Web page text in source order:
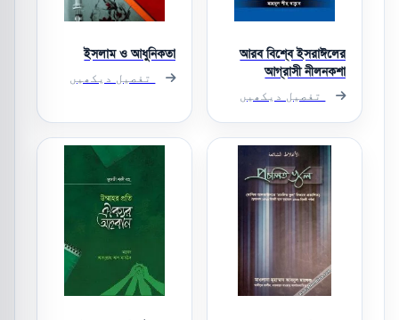
আরব বিশ্বে ইসরাঈলের
আগ্রাসী নীলনকশা
تفصیل دیکھیں
ইসলাম ও আধুনিকতা
تفصیل دیکھیں